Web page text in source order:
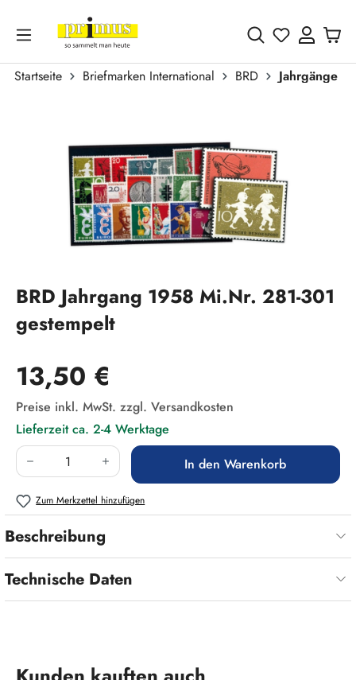
Zum Hauptinhalt springen
Du hast 0
Startseite Briefmarken International BRD
Jahrgänge
BRD Jahrgang 1958 Mi.Nr. 281-301
gestempelt
Regulärer Preis:
13,50 €
Preise inkl. MwSt. zzgl. Versandkosten
Lieferzeit ca. 2-4 Werktage
Produkt Anzahl: Gib den gewünschten Wert
In den Warenkorb
Zum Merkzettel hinzufügen
Beschreibung
Technische Daten
Produktgalerie überspringen